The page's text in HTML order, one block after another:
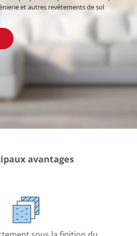
et autres revêtements de sol
avantages